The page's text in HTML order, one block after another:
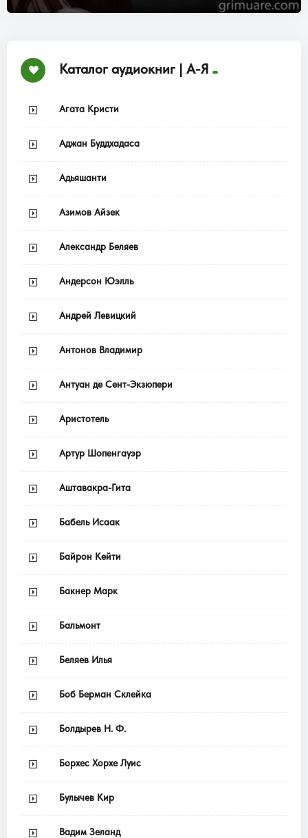
Каталог аудиокниг | А-Я
Агата Кристи
Аджан Буддхадаса
Адьяшанти
Азимов Айзек
Александр Беляев
Андерсон Юэлль
Андрей Левицкий
Антонов Владимир
Антуан де Сент-Экзюпери
Аристотель
Артур Шопенгауэр
Аштавакра-Гита
Бабель Исаак
Байрон Кейти
Бакнер Марк
Бальмонт
Беляев Илья
Боб Берман Склейка
Болдырев Н. Ф.
Борхес Хорхе Луис
Булычев Кир
Вадим Зеланд